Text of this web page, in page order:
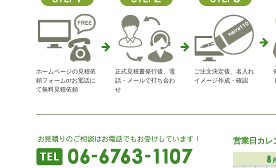
ホームページの見積依
頼フォームorお電話に
て無料見積依頼
正式見積書発行後、電
話・メールで打ち合わ
せ
ご注文決定後、名入れ
イメージ作成・確認
営業日カレ